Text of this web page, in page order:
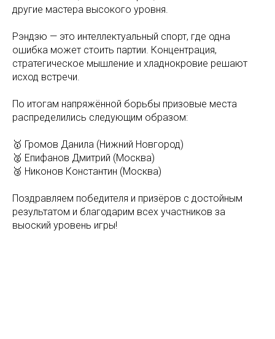
другие мастера высокого уровня.
Рэндзю — это интеллектуальный спорт, где одна
ошибка может стоить партии. Концентрация,
стратегическое мышление и хладнокровие решают
исход встречи.
По итогам напряжённой борьбы призовые места
распределились следующим образом:
🥇 Громов Данила (Нижний Новгород)
🥈 Епифанов Дмитрий (Москва)
🥉 Никонов Константин (Москва)
Поздравляем победителя и призёров с достойным
результатом и благодарим всех участников за
выоский уровень игры!